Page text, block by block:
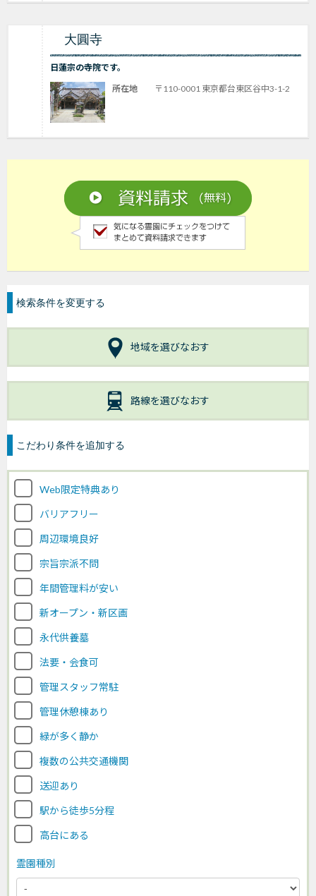
大圓寺
日蓮宗の寺院です。
所在地
〒110-0001 東京都台東区谷中3-1-2
検索条件を変更する
地域を選びなおす
路線を選びなおす
こだわり条件を追加する
Web限定特典あり
バリアフリー
周辺環境良好
宗旨宗派不問
年間管理料が安い
新オープン・新区画
永代供養墓
法要・会食可
管理スタッフ常駐
管理休憩棟あり
緑が多く静か
複数の公共交通機関
送迎あり
駅から徒歩5分程
高台にある
霊園種別